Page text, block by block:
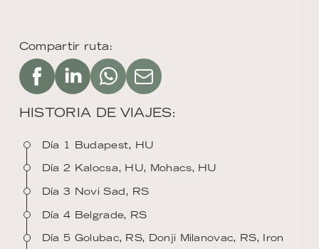
Compartir ruta:
HISTORIA DE VIAJES:
Día 1 Budapest, HU
Día 2 Kalocsa, HU, Mohacs, HU
Día 3 Novi Sad, RS
Día 4 Belgrade, RS
Día 5 Golubac, RS, Donji Milanovac, RS, Iron